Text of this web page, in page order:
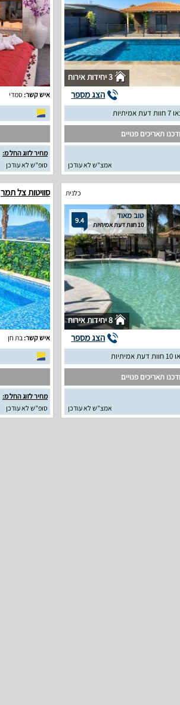
3 יחידות אירוח
הצג מספר
תאריכים פנויים
אמצ"ש לא עודכן
איש קשר:סמדי
מחיר לזוג החל מ:
סופ"ש לא עודכן
כלנית
9.4 טוב מאוד
10 חוות דעת אמיתיות
8 יחידות אירוח
הצג מספר
תאריכים פנויים
אמצ"ש לא עודכן
סוויטות צל תמר
איש קשר:בת חן
מחיר לזוג החל מ:
סופ"ש לא עודכן